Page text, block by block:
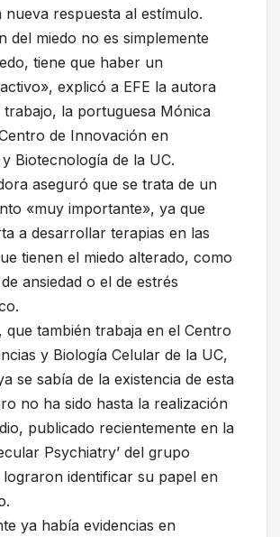
respuesta al estímulo.
del miedo no es simplemente
tiene que haber un
explicó a EFE la autora
trabajo, la portuguesa Mónica
de Innovación en
Biotecnología de la UC.
aseguró que se trata de un
«muy importante», ya que
a desarrollar terapias en las
tienen el miedo alterado, como
ansiedad o el de estrés
que también trabaja en el Centro
y Biología Celular de la UC,
se sabía de la existencia de esta
no ha sido hasta la realización
publicado recientemente en la
Psychiatry’ del grupo
identificar su papel en
ya había evidencias en